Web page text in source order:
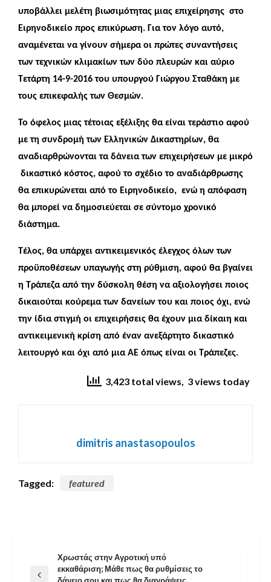
υποβάλλει μελέτη βιωσιμότητας μιας επιχείρησης στο
Ειρηνοδικείο προς επικύρωση. Για τον λόγο αυτό,
αναμένεται να γίνουν σήμερα οι πρώτες συναντήσεις
των τεχνικών κλιμακίων των δύο πλευρών και αύριο
Τετάρτη 14-9-2016 του υπουργού Γιώργου Σταθάκη με
τους επικεφαλής των Θεσμών.
Το όφελος μιας τέτοιας εξέλιξης θα είναι τεράστιο αφού
με τη συνδρομή των Ελληνικών Δικαστηρίων, θα
αναδιαρθρώνονται τα δάνεια των επιχειρήσεων με μικρό
δικαστικό κόστος, αφού το σχέδιο το αναδιάρθρωσης
θα επικυρώνεται από το Ειρηνοδικείο, ενώ η απόφαση
θα μπορεί να δημοσιεύεται σε σύντομο χρονικό
διάστημα.
Τέλος, θα υπάρχει αντικειμενικός έλεγχος όλων των
προϋποθέσεων υπαγωγής στη ρύθμιση, αφού θα βγαίνει
η Τράπεζα από την δύσκολη θέση να αξιολογήσει ποιος
δικαιούται κούρεμα των δανείων του και ποιος όχι, ενώ
την ίδια στιγμή οι επιχειρήσεις θα έχουν μια δίκαιη και
αντικειμενική κρίση από έναν ανεξάρτητο δικαστικό
λειτουργό και όχι από μια ΑΕ όπως είναι οι Τράπεζες.
3,423 total views, 3 views today
dimitris anastasopoulos
Tagged: featured
Πλοήγηση
Χρωστάς στην Αγροτική υπό
εκκαθάριση; Μάθε πως θα ρυθμίσεις το